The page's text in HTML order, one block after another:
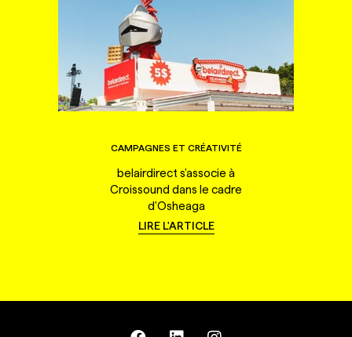
CAMPAGNES ET CRÉATIVITÉ
belairdirect s'associe à
Croissound dans le cadre
d'Osheaga
LIRE L'ARTICLE